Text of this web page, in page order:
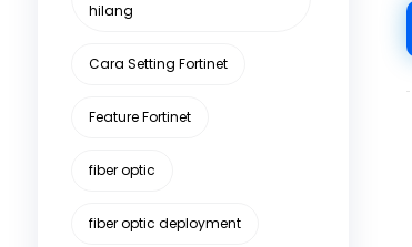
hilang
Cara Setting Fortinet
Feature Fortinet
fiber optic
fiber optic deployment